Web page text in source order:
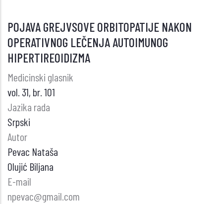
POJAVA GREJVSOVE ORBITOPATIJE NAKON
OPERATIVNOG LEČENJA AUTOIMUNOG
HIPERTIREOIDIZMA
Medicinski glasnik
vol. 31, br. 101
Jazika rada
Srpski
Autor
Pevac Nataša
Olujić Biljana
E-mail
npevac@gmail.com